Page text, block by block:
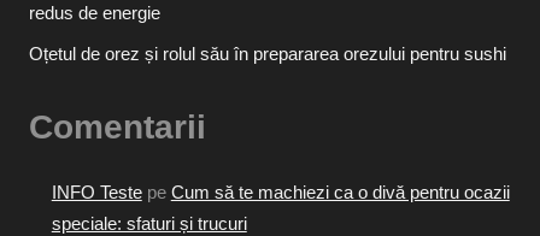
redus de energie
Oțetul de orez și rolul său în prepararea orezului pentru sushi
Comentarii
INFO Testepe Cum să te machiezi ca o divă pentru ocazii
speciale: sfaturi și trucuri